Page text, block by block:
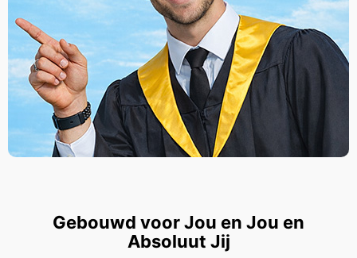
Gebouwd voor Jou en Jou en
Absoluut Jij